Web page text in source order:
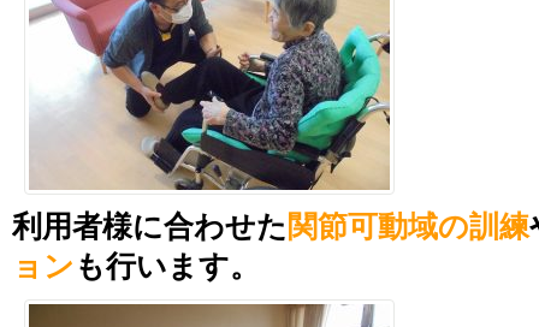
利用者様に合わせた 関節可動域の訓練
ョン も行います。